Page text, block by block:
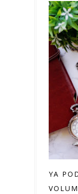
YA